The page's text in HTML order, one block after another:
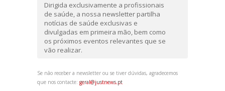
Dirigida exclusivamente a profissionais
de saúde, a nossa newsletter partilha
notícias de saúde exclusivas e
divulgadas em primeira mão, bem como
os próximos eventos relevantes que se
vão realizar.
Se não receber a newsletter ou se tiver dúvidas, agradecemos
que nos contacte: geral@justnews.pt